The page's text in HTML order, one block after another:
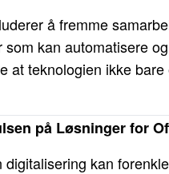
å fremme
kan automatisere
at teknologien ikke
på Løsninger for
kan